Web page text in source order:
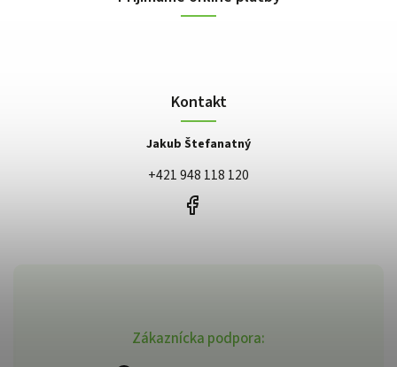
Zákaznícka podpora:
Kontakt
Jakub Štefanatný
+421 948 118 120